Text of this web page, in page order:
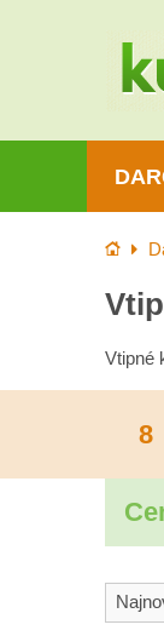
Úvod
Vtipné
8